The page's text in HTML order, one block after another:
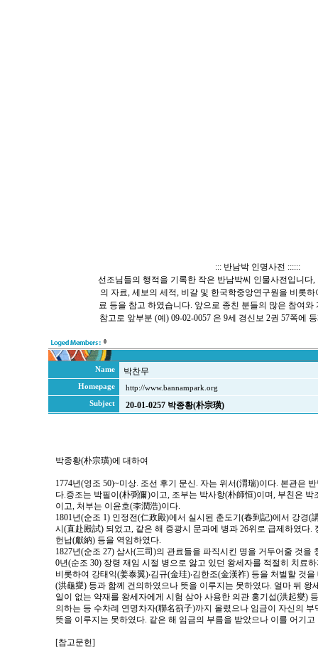
::: 반남박 인명사전 ::::::
선조님들의 행적을 기록한 작은 반남박씨 인물사전입니다
의 자료, 세보의 세적, 비갈 및 한국학중앙연구원을 비롯
료 등을 참고 하였습니다. 앞으로 종친 분들의 많은 참여와
참고로 앞부분 (예) 09-02-0057 은 9세 경신보 2권 57쪽에
0
Name 박찬무
Homepage
http://www.bannampark.org
Subject
20-01-0257 박종황(朴宗璜)
박종황(朴宗璜)에 대하여
1774년(영조 50)~미상. 조선 후기 문신. 자는 위서(渭瑞)이다. 본관은
다.증조는 박필이(朴弼儞)이고, 조부는 박사항(朴師恒)이며, 부친은
이고, 처부는 이윤호(李潤浩)이다.
1801년(순조 1) 인정전(仁政殿)에서 실시된 춘도기(春到記)에서 강경(
시(直赴殿試) 되었고, 같은 해 증광시 문과에 병과 26위로 급제하였다.
헌납(獻納) 등을 역임하였다.
1827년(순조 27) 삼사(三司)의 관료들을 파직시킨 명을 거두어줄 것을
0년(순조 30) 장령 재임 시절 병으로 앓고 있던 왕세자를 적절히 치료
비롯하여 강태익(姜泰翼)‧김규(金珪)‧김한조(金漢祚) 등을 처벌할 것
(洪龜燮) 등과 함께 건의하였으나 뜻을 이루지는 못하였다. 얼마 뒤 왕
일이 없는 약재를 왕세자에게 시험 삼아 사용한 의관 홍기섭(洪起燮)
의하는 등 수차례 연명차자(聯名箚子)까지 올렸으나 임금이 자신의
뜻을 이루지는 못하였다. 같은 해 임금의 부름을 받았으나 이를 어기
[참고문헌]